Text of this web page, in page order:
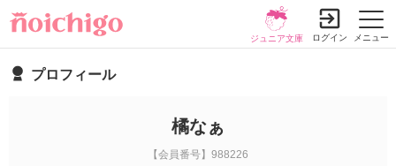
メニュー
ジュニア文庫 ログイン
プロフィール
橘なぁ
【会員番号】988226